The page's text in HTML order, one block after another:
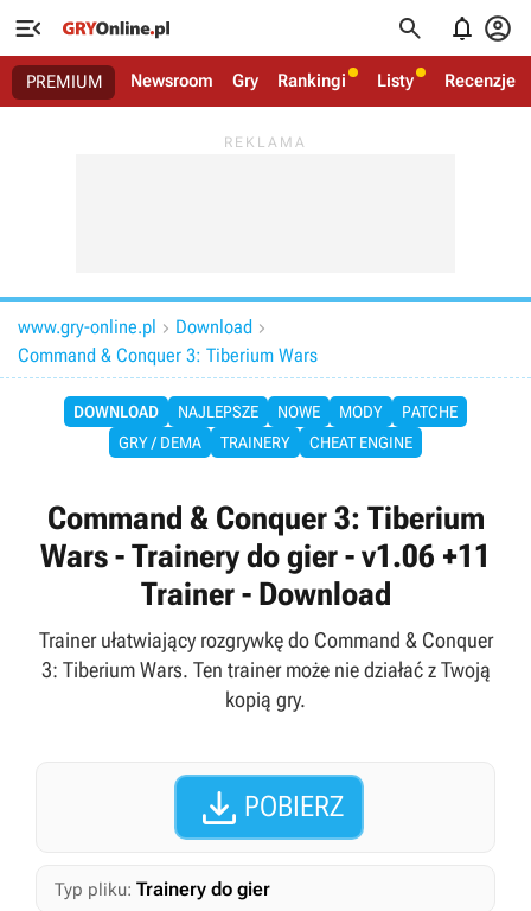
   
PREMIUM Newsroom Gry Rankingi Listy Recenzje
www.gry-online.pl  Download 
Command & Conquer 3: Tiberium Wars
DOWNLOAD NAJLEPSZE NOWE MODY
PATCHE
GRY / DEMA
TRAINERY CHEAT ENGINE
Command & Conquer 3: Tiberium
Wars - Trainery do gier - v1.06 +11
Trainer - Download
Trainer ułatwiający rozgrywkę do Command & Conquer
3: Tiberium Wars. Ten trainer może nie działać z Twoją
kopią gry.
 POBIERZ
Typ pliku: Trainery do gier